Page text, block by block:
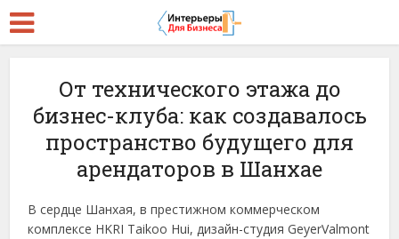
От технического этажа до
бизнес-клуба: как создавалось
пространство будущего для
арендаторов в Шанхае
В сердце Шанхая, в престижном коммерческом
комплексе HKRI Taikoo Hui, дизайн-студия GeyerValmont